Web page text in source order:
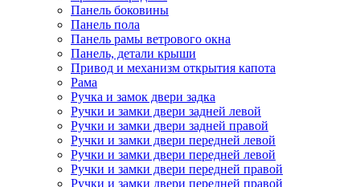
Панель боковины
Панель пола
Панель рамы ветрового окна
Панель, детали крыши
Привод и механизм открытия капота
Рама
Ручка и замок двери задка
Ручки и замки двери задней левой
Ручки и замки двери задней правой
Ручки и замки двери передней левой
Ручки и замки двери передней левой
Ручки и замки двери передней правой
Ручки и замки двери передней правой